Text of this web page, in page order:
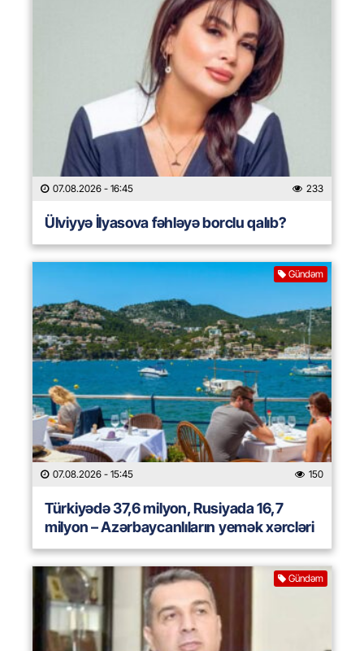
07.08.2026 - 16:45 233
Ülviyyə İlyasova fəhləyə borclu qalıb?
Gündəm
07.08.2026 - 15:45 150
Türkiyədə 37,6 milyon, Rusiyada 16,7
milyon – Azərbaycanlıların yemək xərcləri
Gündəm